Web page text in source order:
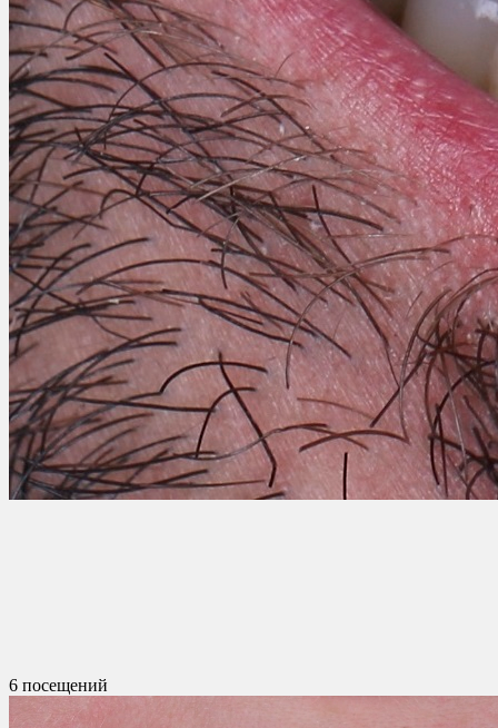
6 посещений